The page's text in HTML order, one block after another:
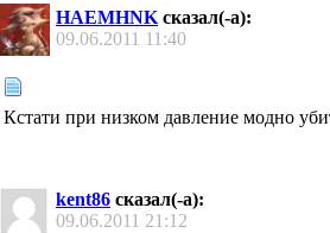
HAEMHNK сказал(-а):
09.06.2011 11:40
Кстати при низком давление модно
kent86 сказал(-а):
09.06.2011 21:12